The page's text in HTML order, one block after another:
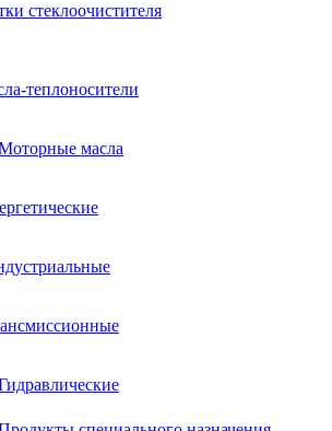
стеклоочистителя
теплоносители
масла